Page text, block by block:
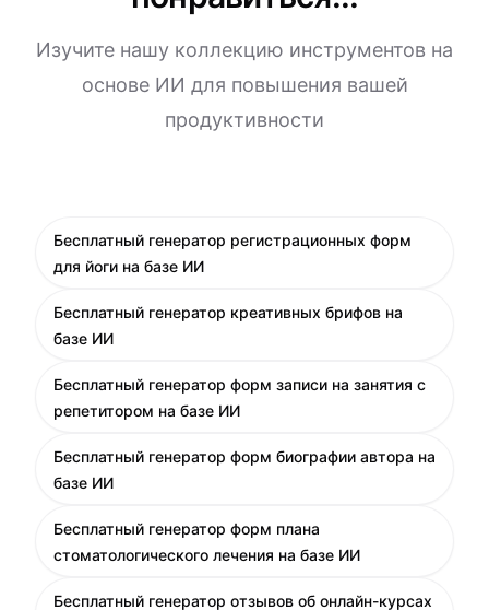
Изучите нашу коллекцию инструментов на
основе ИИ для повышения вашей
продуктивности
Бесплатный генератор регистрационных форм
для йоги на базе ИИ
Бесплатный генератор креативных брифов на
базе ИИ
Бесплатный генератор форм записи на занятия с
репетитором на базе ИИ
Бесплатный генератор форм биографии автора на
базе ИИ
Бесплатный генератор форм плана
стоматологического лечения на базе ИИ
Бесплатный генератор отзывов об онлайн-курсах